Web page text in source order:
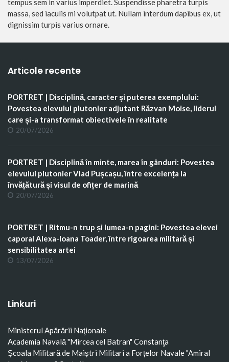
tempus sem in varius imperdiet. Suspendisse pharetra turpis
massa, sed iaculis mi volutpat ut. Nullam interdum dapibus ex, ut
dignissim turpis varius ornare.
Articole recente
PORTRET | Disciplină, caracter și puterea exemplului:
Povestea elevului plutonier adjutant Răzvan Moise, liderul
care și-a transformat obiectivele în realitate
20/07/2026
PORTRET | Disciplină în minte, marea în gânduri: Povestea
elevului plutonier Vlad Pușcașu, între excelența la
învățătură și visul de ofițer de marină
20/07/2026
PORTRET | Ritmu-n trup și lumea-n pagini: Povestea elevei
caporal Alexa-Ioana Toader, între rigoarea militară și
sensibilitatea artei
13/07/2026
Linkuri
Ministerul Apărării Naţionale
Academia Navală "Mircea cel Batran" Constanţa
Școala Militară de Maiștri Militari a Forțelor Navale "Amiral